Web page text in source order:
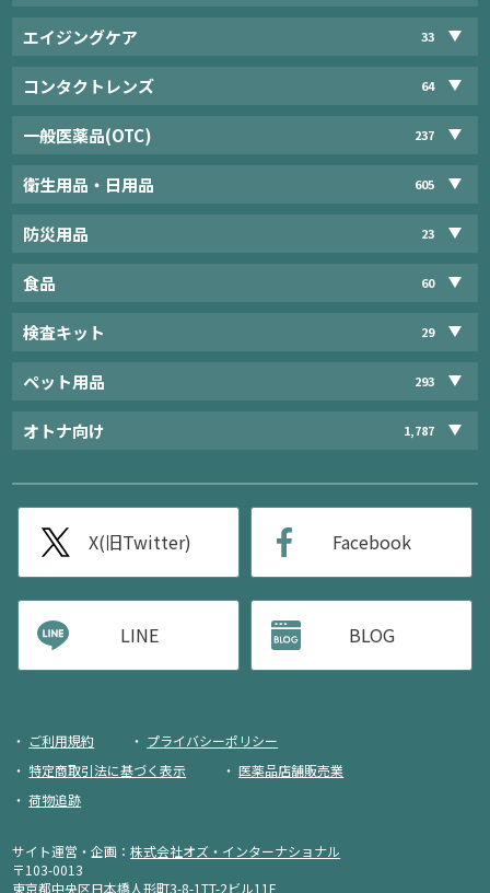
エイジングケア 33
コンタクトレンズ 64
一般医薬品(OTC) 237
衛生用品・日用品 605
防災用品 23
食品 60
検査キット 29
ペット用品 293
オトナ向け 1,787
X(旧Twitter) Facebook
LINE BLOG
ご利用規約
プライバシーポリシー
特定商取引法に基づく表示
医薬品店舗販売業
荷物追跡
サイト運営・企画：株式会社オズ・インターナショナル
〒103-0013
東京都中央区日本橋人形町3-8-1TT-2ビル11F